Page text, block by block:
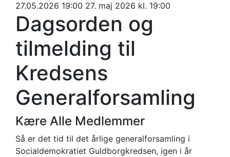
27.05.2026 19:00 27. maj 2026 kl. 19:00
Dagsorden og
tilmelding til
Kredsens
Generalforsamling
Kære Alle Medlemmer
Så er det tid til det årlige generalforsamling i
Socialdemokratiet Guldborgkredsen, igen i år